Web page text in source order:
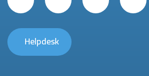
Helpdesk